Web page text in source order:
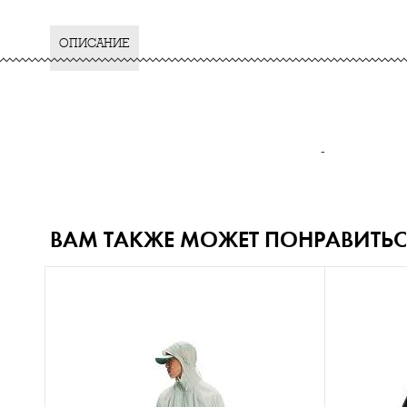
ОПИСАНИЕ
-
ВАМ ТАКЖЕ МОЖЕТ